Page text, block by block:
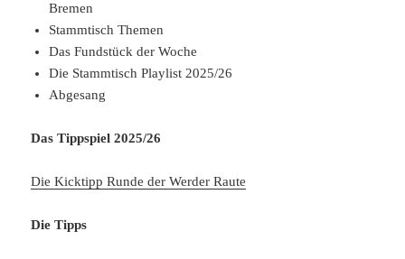
Bremen
Stammtisch Themen
Das Fundstück der Woche
Die Stammtisch Playlist 2025/26
Abgesang
Das Tippspiel 2025/26
Die Kicktipp Runde der Werder Raute
Die Tipps